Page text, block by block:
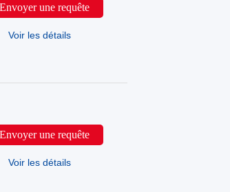
Envoyer une requête
Voir les détails
Envoyer une requête
Voir les détails